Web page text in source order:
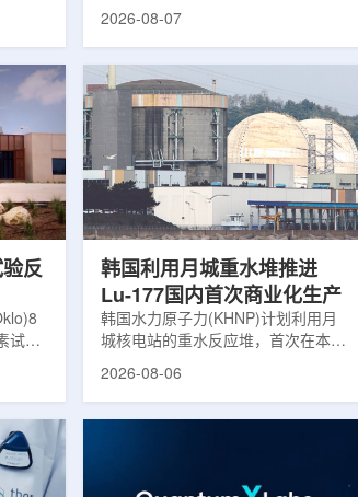
林国
会采
所部
贤教
药物
余
余项
成7
应用
回旋质子治疗系统，在合肥离子医学
治疗系统的重要突破。本例受试者为
肺癌患者。试验所用的超导质子治疗
系统，搭载中科离子自主研发的
SC240超导回旋加速器，具有超大照
射野、360°全周束流配送能力。治
疗全程依托多模融合4D图像引导精
准定位，能实现动态适配、精准治
疗。设备运行平稳低噪，治疗控制软
2026-08-07
反
试验
控自
(图
试验
哈
韩国利用月城重水堆推进
Lu-177国内首次商业化生产
韩国水力原子力(KHNP)计划利用月
城核电站的重水反应堆，首次在本土
生产用于癌症治疗的放射性同位素
2026-08-06